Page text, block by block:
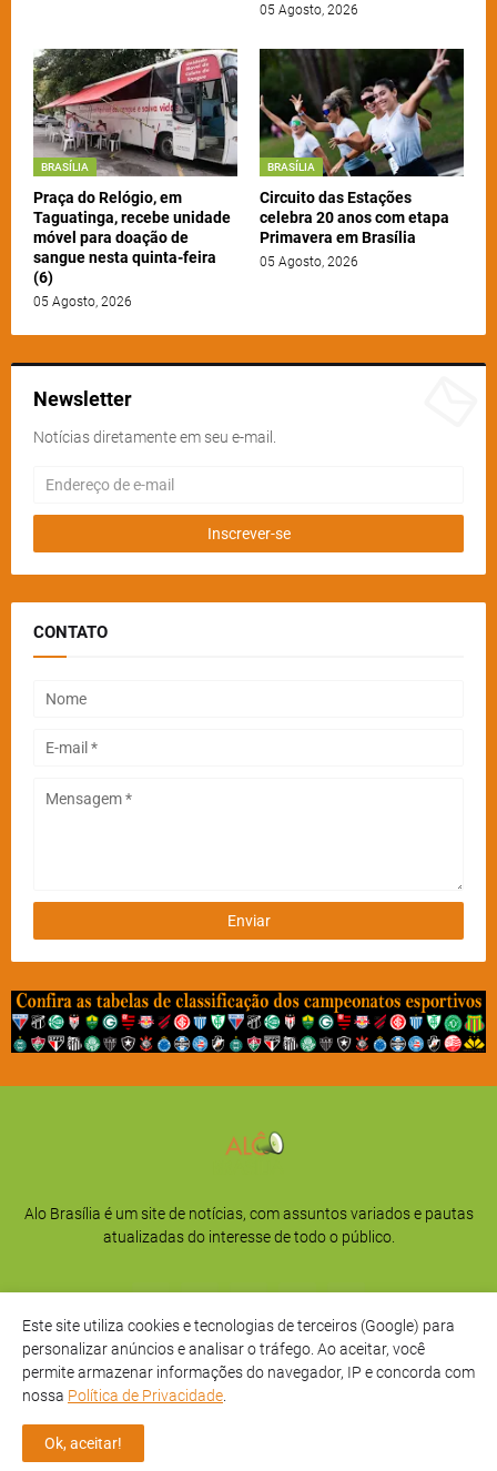
05 Agosto, 2026
BRASÍLIA
Praça do Relógio, em
Taguatinga, recebe unidade
móvel para doação de
sangue nesta quinta-feira
(6)
05 Agosto, 2026
BRASÍLIA
Circuito das Estações
celebra 20 anos com etapa
Primavera em Brasília
05 Agosto, 2026
Newsletter
Notícias diretamente em seu e-mail.
CONTATO
Alo Brasília é um site de notícias, com assuntos variados e pautas
atualizadas do interesse de todo o público.
Início Sobre
Este site utiliza cookies e tecnologias de terceiros (Google) para
personalizar anúncios e analisar o tráfego. Ao aceitar, você
permite armazenar informações do navegador, IP e concorda com
nossa Política de Privacidade
Ok, aceitar!